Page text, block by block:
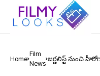
Home
Film
News
జ‌ర్ణ‌లిస్ట్ నుంచి